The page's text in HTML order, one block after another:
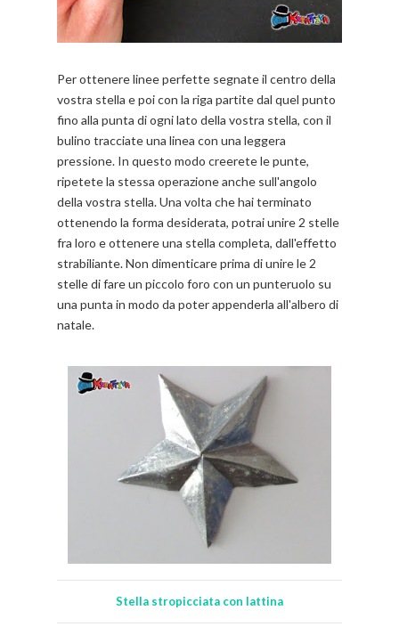
Per ottenere linee perfette segnate il centro della
vostra stella e poi con la riga partite dal quel punto
fino alla punta di ogni lato della vostra stella, con il
bulino tracciate una linea con una leggera
pressione. In questo modo creerete le punte,
ripetete la stessa operazione anche sull'angolo
della vostra stella. Una volta che hai terminato
ottenendo la forma desiderata, potrai unire 2 stelle
fra loro e ottenere una stella completa, dall'effetto
strabiliante. Non dimenticare prima di unire le 2
stelle di fare un piccolo foro con un punteruolo su
una punta in modo da poter appenderla all'albero di
natale.
Stella stropicciata con lattina